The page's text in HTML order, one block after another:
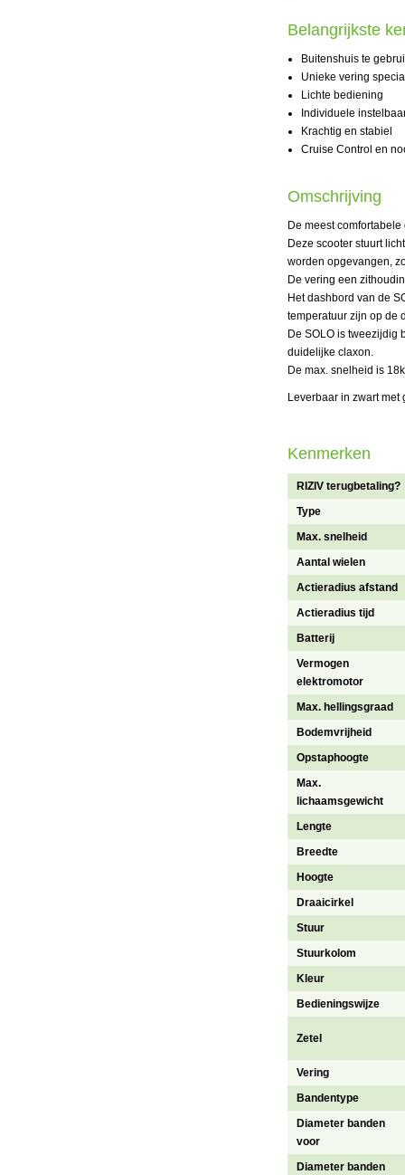
Belangrijkste
Buitenshuis te
Unieke vering
Lichte bediening
Individuele
Krachtig en stabiel
Cruise Control en
Omschrijving
De meest
Deze scooter stuurt
worden opgevangen,
De vering een
Het dashbord van de
temperatuur zijn op de
De SOLO is tweezijdig
duidelijke claxon.
De max. snelheid is
Leverbaar in zwart
Kenmerken
RIZIV terugbetaling?
Type
Max. snelheid
Aantal wielen
Actieradius afstand
Actieradius tijd
Batterij
Vermogen
elektromotor
Max. hellingsgraad
Bodemvrijheid
Opstaphoogte
Max.
lichaamsgewicht
Lengte
Breedte
Hoogte
Draaicirkel
Stuur
Stuurkolom
Kleur
Bedieningswijze
Zetel
Vering
Bandentype
Diameter banden
voor
Diameter banden